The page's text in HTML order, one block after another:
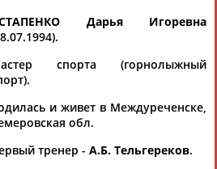
Расширенный поиск
Мария
Юлия
спорт
Дарья Игоревна
спорта (горнолыжный
и живет в Междуреченске,
обл.
тренер - А.Б. Тельгереков.